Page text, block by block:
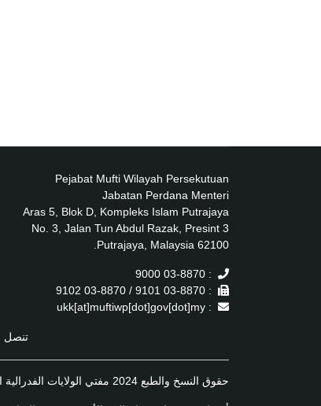
Pejabat Mufti Wilayah Persekutuan
Jabatan Perdana Menteri
Aras 5, Blok D, Kompleks Islam Putrajaya
No. 3, Jalan Tun Abdul Razak, Presint 3
62100 Putrajaya, Malaysia.
: 03-8870 9000
: 03-8870 9101 / 03-8870 9102
: ukk[at]muftiwp[dot]gov[dot]my
تنصل
حقوق النسخ والطبع 2024 مفتي الولايات الفدرالية الماليزية